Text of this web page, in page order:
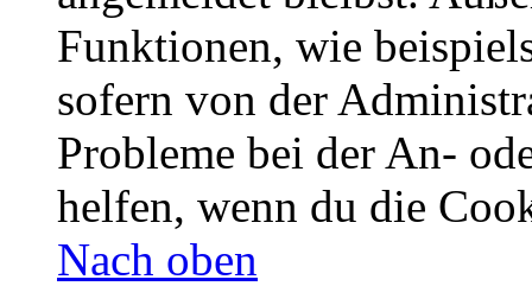
Funktionen, wie
sofern von der
Probleme bei der An-
helfen, wenn du die
Nach oben